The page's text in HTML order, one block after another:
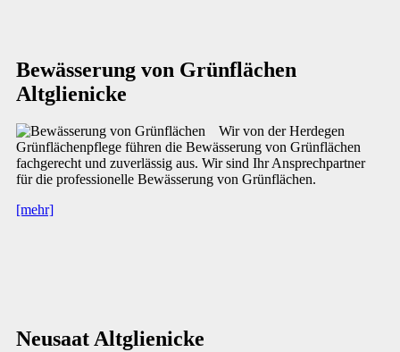
Bewässerung von Grünflächen
Altglienicke
Wir von der Herdegen
Grünflächenpflege führen die Bewässerung von Grünflächen
fachgerecht und zuverlässig aus. Wir sind Ihr Ansprechpartner
für die professionelle Bewässerung von Grünflächen.
[mehr]
Neusaat Altglienicke